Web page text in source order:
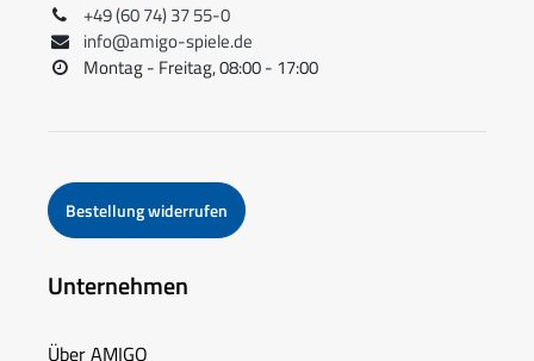
+49 (60 74) 37 55-0
info@amigo-spiele.de
Montag - Freitag, 08:00 - 17:00
Bestellung widerrufen
Unternehmen
Über AMIGO